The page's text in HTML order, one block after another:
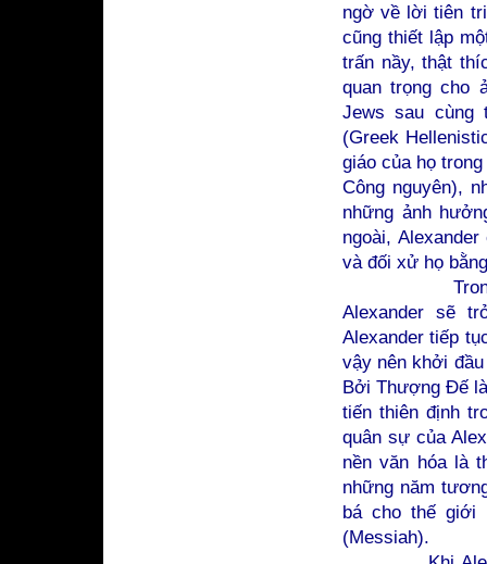
ngờ về lời tiên
cũng thiết lập
trấn nầy, thật
quan trọng cho
Jews sau cùng
(Greek
giáo của họ
Công nguyên),
những ảnh
ngoài,
và đối xử họ
Trong
Alexander sẽ
Alexander tiếp
vậy nên khởi
Bởi Thượng Đế
tiến thiên định
quân sự của
nền văn hóa là
những năm
bá cho thế giới
(Messiah).